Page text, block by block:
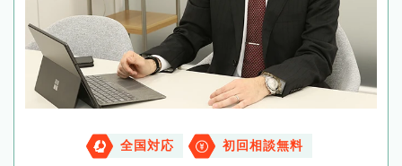
全国対応 初回相談無料